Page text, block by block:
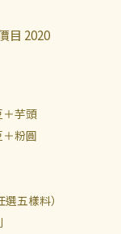
目 2020
芋頭
粉圓
五樣料）